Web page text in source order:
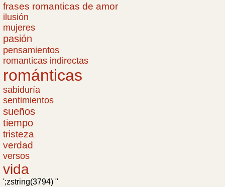
frases romanticas de amor
ilusión
mujeres
pasión
pensamientos
romanticas indirectas
románticas
sabiduría
sentimientos
sueños
tiempo
tristeza
verdad
versos
vida
';zstring(3794) "